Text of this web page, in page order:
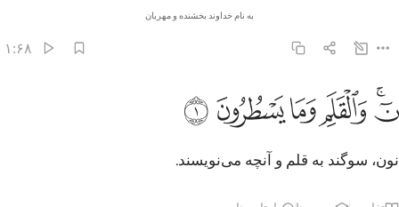
به نام خداوند بخشنده و مهربان
۱:۶۸
ن والقلم وما يسطرون ١
نٓ ۚ وَٱلْقَلَمِ وَمَا يَسْطُرُونَ ١
ﱹﱺﱻﱼﱽﱾ
نون، سوگند به قلم و آنچه می‌نویسند.